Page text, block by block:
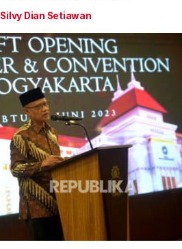
Silvy Dian Setiawan